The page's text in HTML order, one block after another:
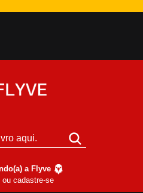
a Flyve
ou cadastre-se